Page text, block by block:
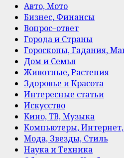
Авто, Мото
Бизнес, Финансы
Вопрос–ответ
Города и Страны
Гороскопы, Гадания,
Дом и Семья
Животные, Растения
Здоровье и Красота
Интересные статьи
Искусство
Кино, ТВ, Музыка
Компьютеры,
Мода, Звезды, Стиль
Наука и Техника